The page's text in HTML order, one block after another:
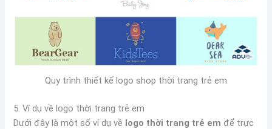
Quy trình thiết kế logo shop thời trang trẻ em
5. Ví dụ về logo thời trang trẻ em
Dưới đây là một số ví dụ về logo thời trang trẻ em để trực